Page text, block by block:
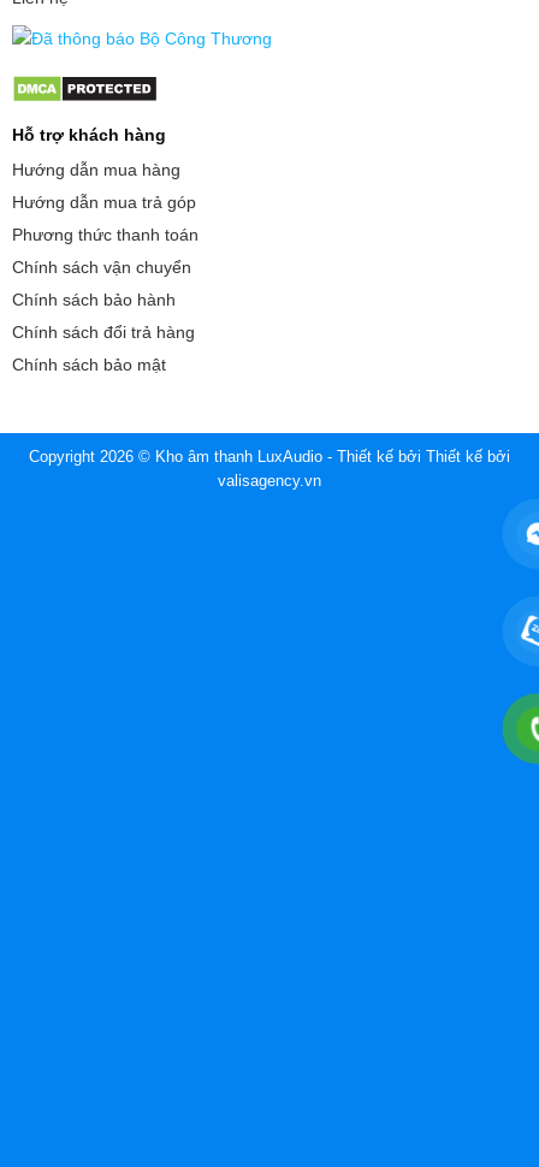
Hỗ trợ khách hàng
Hướng dẫn mua hàng
Hướng dẫn mua trả góp
Phương thức thanh toán
Chính sách vận chuyển
Chính sách bảo hành
Chính sách đổi trả hàng
Chính sách bảo mật
Copyright 2026 © Kho âm thanh LuxAudio - Thiết kế bởi Thiết kế bởi
valisagency.vn